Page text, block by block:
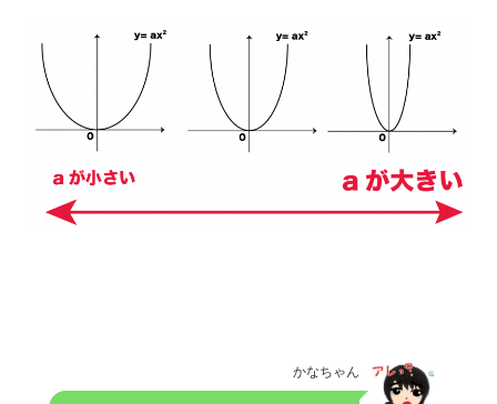
かなちゃん